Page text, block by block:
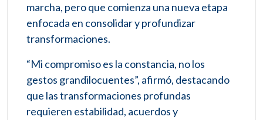
marcha, pero que comienza una nueva etapa
enfocada en consolidar y profundizar
transformaciones.
“Mi compromiso es la constancia, no los
gestos grandilocuentes”, afirmó, destacando
que las transformaciones profundas
requieren estabilidad, acuerdos y